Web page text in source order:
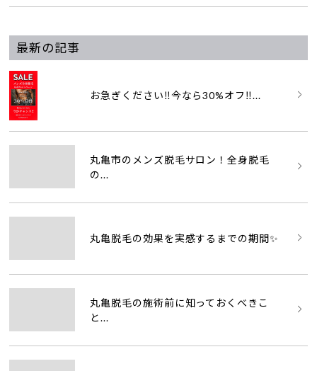
最新の記事
お急ぎください‼️今なら30%オフ‼...
丸亀市のメンズ脱毛サロン！全身脱毛
の...
丸亀脱毛の効果を実感するまでの期間✨
丸亀脱毛の施術前に知っておくべきこ
と...